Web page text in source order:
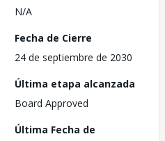
N/A
Fecha de Cierre
24 de septiembre de 2030
Última etapa alcanzada
Board Approved
Última Fecha de